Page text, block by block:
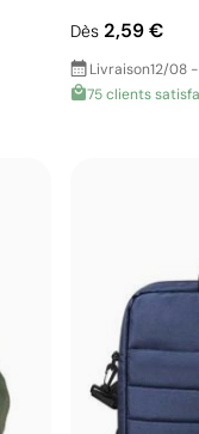
Dès 2,59 €
Livraison12/08
75 clients